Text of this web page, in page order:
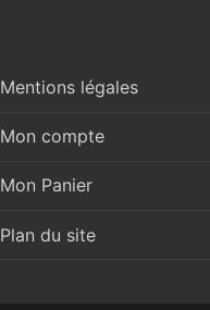
Mentions légales
Mon compte
Mon Panier
Plan du site